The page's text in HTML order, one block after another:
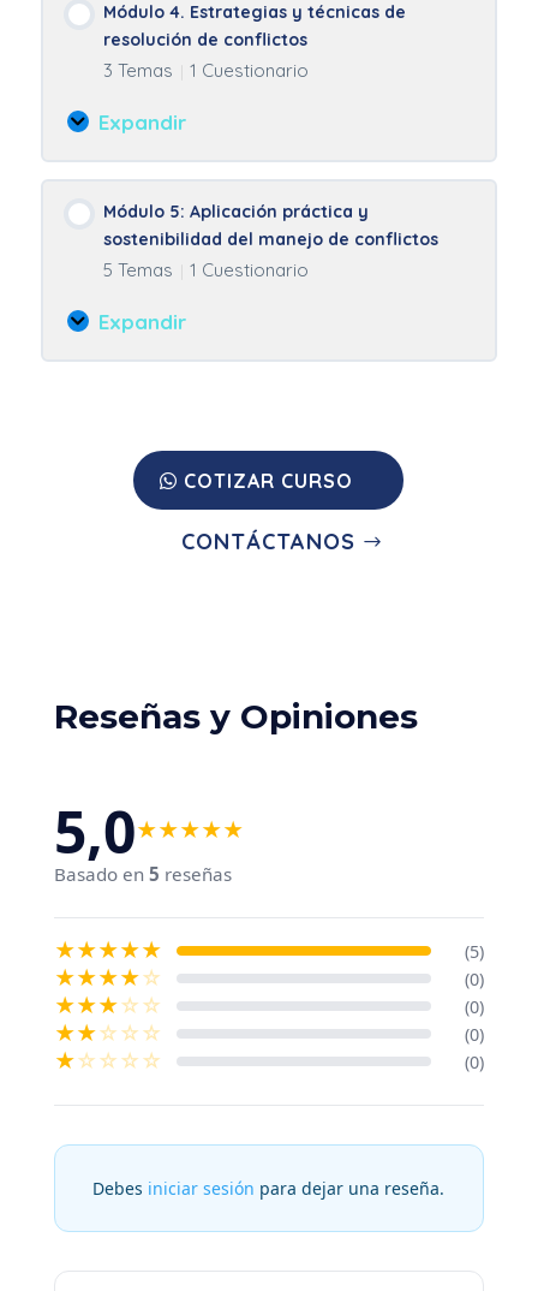
asertiva
para
resolver
Módulo 4. Estrategias y técnicas de
resolución de conflictos
3 Temas 1 Cuestionario
Expandir
Módulo
4.
y
técnicas
de
de
Módulo 5: Aplicación práctica y
sostenibilidad del manejo de conflictos
5 Temas 1 Cuestionario
Expandir
Módulo
5:
sostenibilidad
del
COTIZAR CURSO
CONTÁCTANOS
Reseñas y Opiniones
5,0★★★★★
Basado en 5 reseñas
★★★★★ (5)
★★★★☆ (0)
★★★☆☆ (0)
★★☆☆☆ (0)
★☆☆☆☆ (0)
Debes iniciar sesión para dejar una reseña.